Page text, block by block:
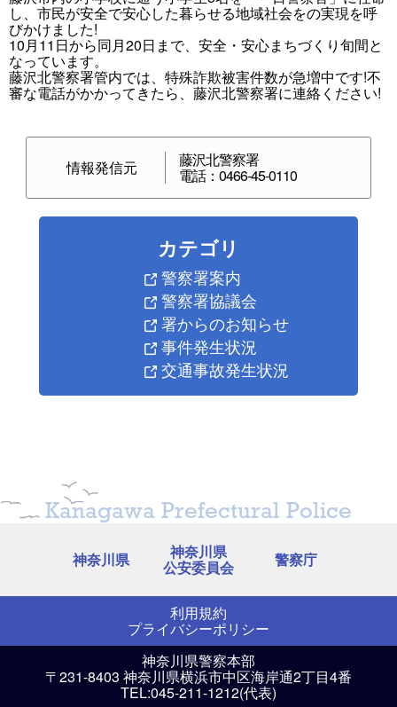
し、市民が安全で安心した暮らせる地域社会をの実現を呼
びかけました!
10月11日から同月20日まで、安全・安心まちづくり旬間と
なっています。
藤沢北警察署管内では、特殊詐欺被害件数が急増中です!不
審な電話がかかってきたら、藤沢北警察署に連絡ください!
情報発信元 藤沢北警察署
電話：0466-45-0110
カテゴリ
警察署案内
警察署協議会
署からのお知らせ
事件発生状況
交通事故発生状況
Kanagawa Prefectural Police
神奈川県 神奈川県
公安委員会 警察庁
利用規約
プライバシーポリシー
神奈川県警察本部
〒231-8403 神奈川県横浜市中区海岸通2丁目4番
TEL:045-211-1212(代表)